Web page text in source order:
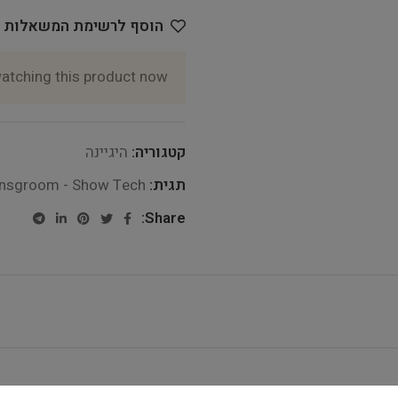
הוסף לרשימת המשאלות
this product now!
קטגוריה: היגיינה
תגית: - Show Tech
Share: